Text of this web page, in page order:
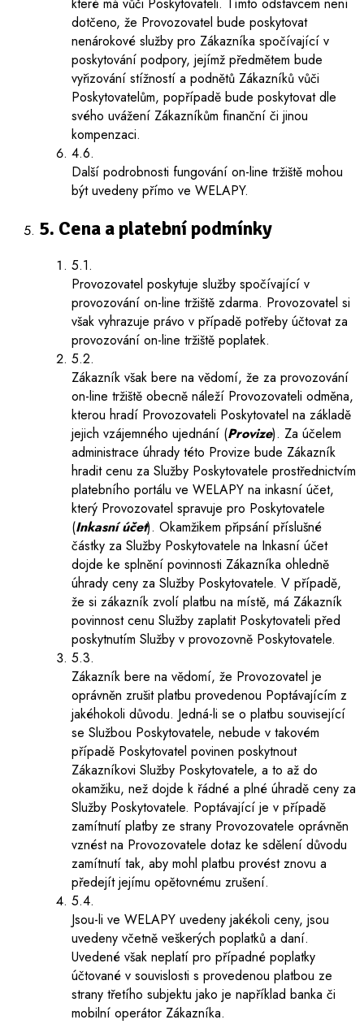
dotčeno, že Provozovatel bude poskytovat
nenárokové služby pro Zákazníka spočívající v
poskytování podpory, jejímž předmětem bude
vyřizování stížností a podnětů Zákazníků vůči
Poskytovatelům, popřípadě bude poskytovat dle
svého uvážení Zákazníkům finanční či jinou
kompenzaci.
4.6.
Další podrobnosti fungování on-line tržiště mohou
být uvedeny přímo ve WELAPY.
5. Cena a platební podmínky
5.1.
Provozovatel poskytuje služby spočívající v
provozování on-line tržiště zdarma. Provozovatel si
však vyhrazuje právo v případě potřeby účtovat za
provozování on-line tržiště poplatek.
5.2.
Zákazník však bere na vědomí, že za provozování
on-line tržiště obecně náleží Provozovateli odměna,
kterou hradí Provozovateli Poskytovatel na základě
jejich vzájemného ujednání (Provize). Za účelem
administrace úhrady této Provize bude Zákazník
hradit cenu za Služby Poskytovatele prostřednictvím
platebního portálu ve WELAPY na inkasní účet,
který Provozovatel spravuje pro Poskytovatele
(Inkasní účet). Okamžikem připsání příslušné
částky za Služby Poskytovatele na Inkasní účet
dojde ke splnění povinnosti Zákazníka ohledně
úhrady ceny za Služby Poskytovatele. V případě,
že si zákazník zvolí platbu na místě, má Zákazník
povinnost cenu Služby zaplatit Poskytovateli před
poskytnutím Služby v provozovně Poskytovatele.
5.3.
Zákazník bere na vědomí, že Provozovatel je
oprávněn zrušit platbu provedenou Poptávajícím z
jakéhokoli důvodu. Jedná-li se o platbu související
se Službou Poskytovatele, nebude v takovém
případě Poskytovatel povinen poskytnout
Zákazníkovi Služby Poskytovatele, a to až do
okamžiku, než dojde k řádné a plné úhradě ceny za
Služby Poskytovatele. Poptávající je v případě
zamítnutí platby ze strany Provozovatele oprávněn
vznést na Provozovatele dotaz ke sdělení důvodu
zamítnutí tak, aby mohl platbu provést znovu a
předejít jejímu opětovnému zrušení.
5.4.
Jsou-li ve WELAPY uvedeny jakékoli ceny, jsou
uvedeny včetně veškerých poplatků a daní.
Uvedené však neplatí pro případné poplatky
účtované v souvislosti s provedenou platbou ze
strany třetího subjektu jako je například banka či
mobilní operátor Zákazníka.